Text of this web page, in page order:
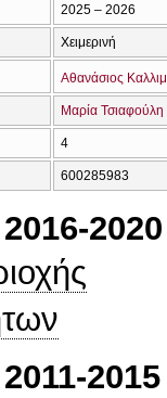
2025 – 2026
Χειμερινή
Αθανάσιος
Μαρία Τσιαφούλη
4
600285983
2020
2015